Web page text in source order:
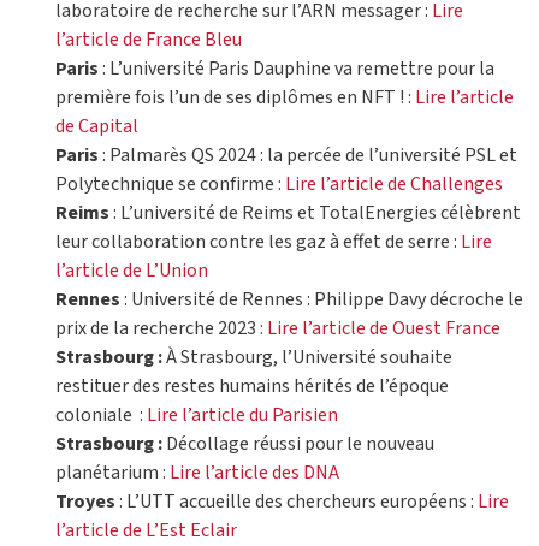
laboratoire de recherche sur l’ARN messager : Lire
l’article de France Bleu
Paris: L’université Paris Dauphine va remettre pour la
première fois l’un de ses diplômes en NFT ! : Lire l’article
de Capital
Paris: Palmarès QS 2024 : la percée de l’université PSL et
Polytechnique se confirme : Lire l’article de Challenges
Reims: L’université de Reims et TotalEnergies célèbrent
leur collaboration contre les gaz à effet de serre : Lire
l’article de L’Union
Rennes: Université de Rennes : Philippe Davy décroche le
prix de la recherche 2023 : Lire l’article de Ouest France
Strasbourg :À Strasbourg, l’Université souhaite
restituer des restes humains hérités de l’époque
coloniale : Lire l’article du Parisien
Strasbourg :Décollage réussi pour le nouveau
planétarium : Lire l’article des DNA
Troyes: L’UTT accueille des chercheurs européens : Lire
l’article de L’Est Eclair